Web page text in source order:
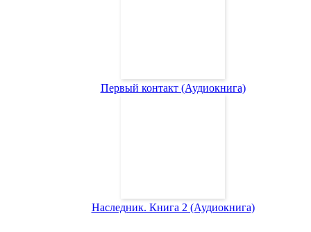
Первый контакт (Аудиокнига)
Наследник. Книга 2 (Аудиокнига)